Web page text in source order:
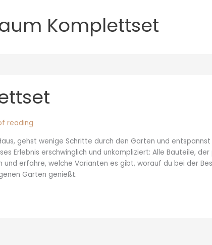
Komplettset
reading
gehst wenige Schritte durch den Garten und
Erlebnis erschwinglich und unkompliziert: Alle Bauteile,
und erfahre, welche Varianten es gibt, worauf du bei der
Garten genießt.